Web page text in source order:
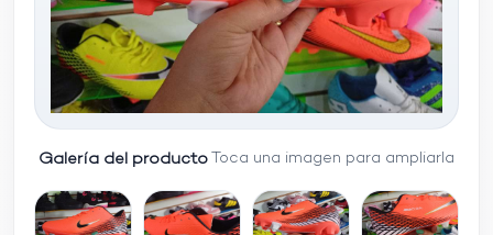
Galería del producto Toca una imagen para ampliarla